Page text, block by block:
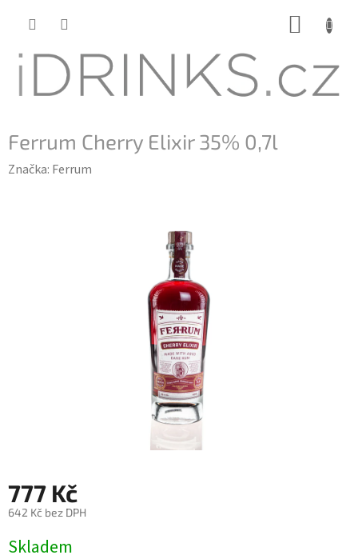
Ferrum Cherry Elixir 35% 0,7l
Značka: Ferrum
777 Kč
642 Kč bez DPH
Skladem